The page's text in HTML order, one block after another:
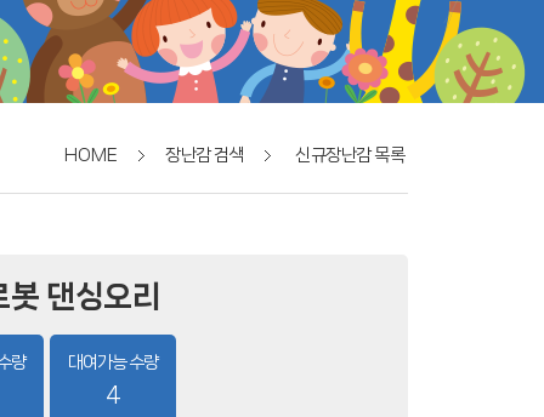
HOME 장난감 검색 신규장난감 목록
댄싱오리
량 대여가능 수량
4